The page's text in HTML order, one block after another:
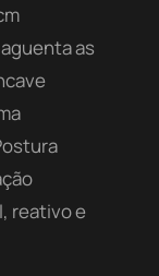
as
reativo e